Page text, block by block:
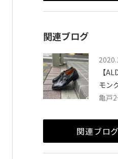
関連ブログ
【
モン
亀戸
関連ブロ